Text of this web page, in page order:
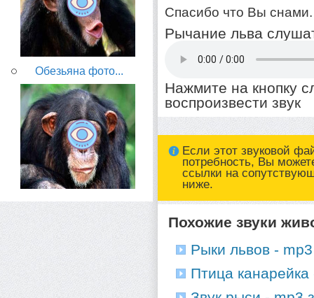
Обезьяна фото...
Спасибо что Вы снами.
Рычание льва
Нажмите на кнопку
воспроизвести звук
Если этот звуковой
потребность, Вы
ссылки на
ниже.
Похожие звуки
Рыки львов - mp3
Птица канарейка